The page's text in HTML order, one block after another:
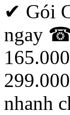
✔ Gói
ngay
nhanh